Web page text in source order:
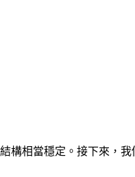
構相當穩定。接下來，